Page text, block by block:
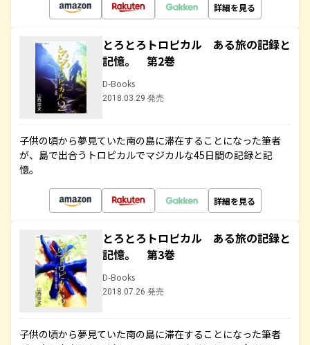
詳細を見る
とろとろトロピカル ある旅の記録と
記憶。 第2巻
D-Books
2018.03.29 発売
子供の頃から夢見ていた南の島に滞在することになった筆者
が、島で出合うトロピカルでマジカルな45日間の記録と記
憶。
詳細を見る
とろとろトロピカル ある旅の記録と
記憶。 第3巻
D-Books
2018.07.26 発売
子供の頃から夢見ていた南の島に滞在することになった筆者